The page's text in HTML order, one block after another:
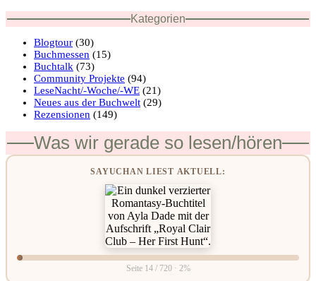
Kategorien
Blogtour (30)
Buchmessen (15)
Buchtalk (73)
Community Projekte (94)
LeseNacht/-Woche/-WE (21)
Neues aus der Buchwelt (29)
Rezensionen (149)
Was wir gerade so lesen/hören
SAYUCHAN LIEST AKTUELL:
Seite 14 / 720 · 2%